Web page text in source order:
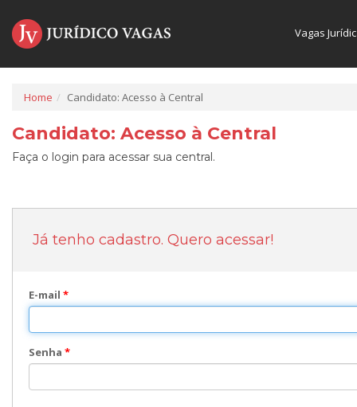
Vagas
Home Candidato: Acesso à Central
Candidato: Acesso à Central
Faça o login para acessar sua central.
Já tenho cadastro. Quero acessar!
E-mail *
Senha *